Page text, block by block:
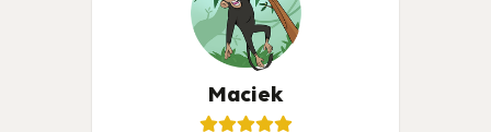
Maciek